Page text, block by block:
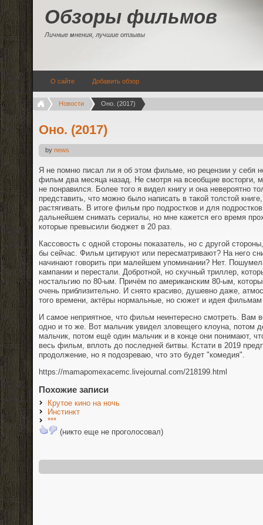
Обзоры фильмов
Личные мнения, лучшие отзывы
О сайте Добавить обзор
Новости Оно. (2017)
Оно. (2017)
by news
Я не помню писал ли я об этом фильме, но рецензии у себя
фильм два месяца назад. Не смотря на всеобщие восторги,
не понравился. Более того я видел книгу и она невероятно
представить, что можно было написать в такой толстой
растягивать. В итоге фильм про подростков и для
дальнейшем снимать сериалы, но мне кажется его время
которые превысили бюджет в 20 раз.
Кассовость с одной стороны показатель, но с другой
бы сейчас. Фильм цитируют или пересматривают? На него
начинают говорить при малейшем упоминании? Нет.
кампании и перестали. Добротной, но скучный триллер,
ностальгию по 80-ым. Причём по американским 80-ым,
очень приблизительно. И снято красиво, душевно даже,
того времени, актёры нормальные, но сюжет и идея фильмам
И самое неприятное, что фильм неинтересно смотреть. Вам
одно и то же. Вот мальчик увидел зловещего клоуна, потом
мальчик, потом ещё один мальчик и в конце они понимают,
весь фильм, вплоть до последней битвы. Кстати в 2019
продолжение, но я подозреваю, что это будет "комедия".
https://mamapomexacemc.livejournal.com/218199.html
Похожие записи
Крутое кино на ночь
Инстинкт
***
(никто еще не проголосовал)